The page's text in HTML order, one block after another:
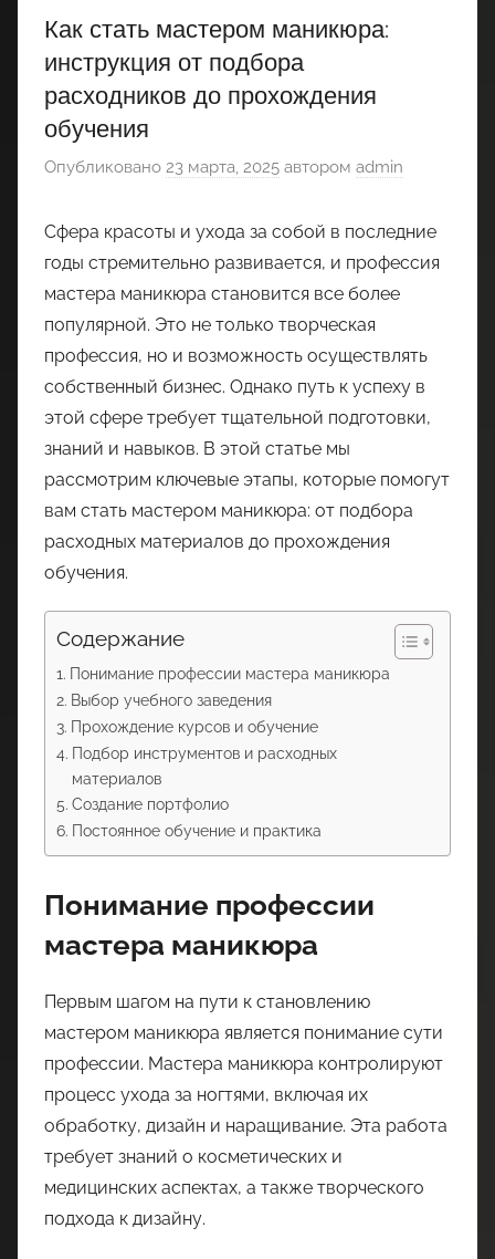
Как стать мастером маникюра:
инструкция от подбора
расходников до прохождения
обучения
Опубликовано 23 марта, 2025 автором admin
Сфера красоты и ухода за собой в последние
годы стремительно развивается, и профессия
мастера маникюра становится все более
популярной. Это не только творческая
профессия, но и возможность осуществлять
собственный бизнес. Однако путь к успеху в
этой сфере требует тщательной подготовки,
знаний и навыков. В этой статье мы
рассмотрим ключевые этапы, которые помогут
вам стать мастером маникюра: от подбора
расходных материалов до прохождения
обучения.
Содержание
Понимание профессии мастера маникюра
Выбор учебного заведения
Прохождение курсов и обучение
Подбор инструментов и расходных
материалов
Создание портфолио
Постоянное обучение и практика
Понимание профессии
мастера маникюра
Первым шагом на пути к становлению
мастером маникюра является понимание сути
профессии. Мастера маникюра контролируют
процесс ухода за ногтями, включая их
обработку, дизайн и наращивание. Эта работа
требует знаний о косметических и
медицинских аспектах, а также творческого
подхода к дизайну.